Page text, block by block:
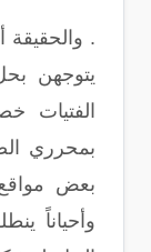
. والحقيقة
يتوجهن
الفتيات
بمحرري
بعض مواقع
وأحياناً